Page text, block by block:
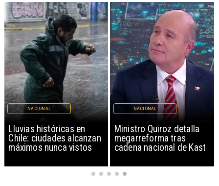
Lluvias históricas en
Chile: ciudades alcanzan
máximos nunca vistos
NACIONAL
Ministro Quiroz detalla
megarreforma tras
cadena nacional de Kast
NACIONAL